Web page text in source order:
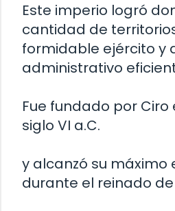
Este imperio logró
cantidad de
formidable ejército y
administrativo
Fue fundado por Ciro
siglo VI a.C.
y alcanzó su máximo
durante el reinado de